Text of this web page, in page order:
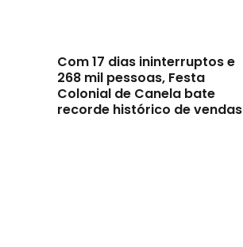
Com 17 dias ininterruptos e
268 mil pessoas, Festa
Colonial de Canela bate
recorde histórico de vendas